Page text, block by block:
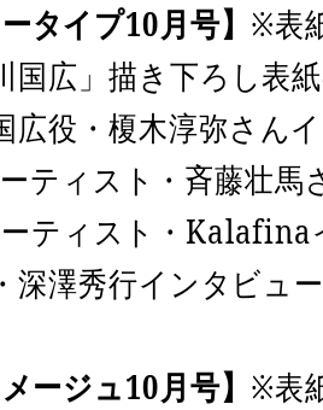
ア
ォ
ータイプ10月号】 ※表
国広」描き下ろし表
広役・榎木淳弥さん
ティスト・斉藤壮馬
ティスト・Kalafina
深澤秀行インタビュー
メージュ10月号】 ※表